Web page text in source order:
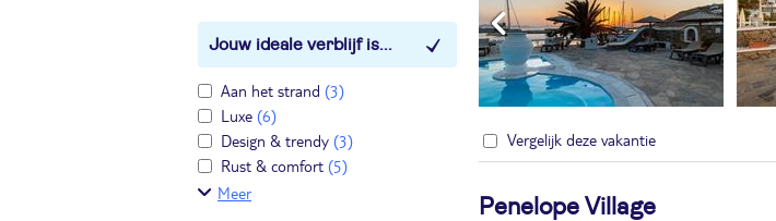
Jouw ideale verblijf is...
Aan het strand (3)
Luxe (6)
Design & trendy (3)
Rust & comfort (5)
Meer
Vergelijk deze vakantie
Penelope Village